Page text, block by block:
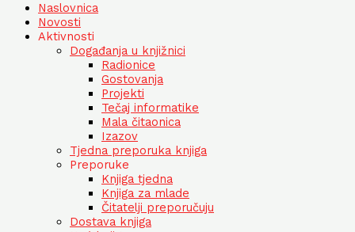
Naslovnica
Novosti
Aktivnosti
Događanja u knjižnici
Radionice
Gostovanja
Projekti
Tečaj informatike
Mala čitaonica
Izazov
Tjedna preporuka knjiga
Preporuke
Knjiga tjedna
Knjiga za mlade
Čitatelji preporučuju
Dostava knjiga